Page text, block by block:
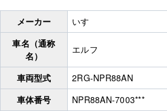
メーカー
いすゞ
車名（通称
名）
エルフ
車両型式
2RG-NPR88AN
車体番号
NPR88AN-7003***